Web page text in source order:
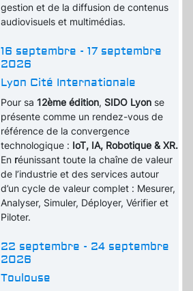
gestion et de la diffusion de contenus
audiovisuels et multimédias.
16 septembre - 17 septembre
2026
Lyon Cité Internationale
Pour sa12ème édition, SIDO Lyon se
présente comme un rendez-vous de
référence de la convergence
technologique : IoT, IA, Robotique & XR.
En réunissant toute la chaîne de valeur
de l’industrie et des services autour
d’un cycle de valeur complet : Mesurer,
Analyser, Simuler, Déployer, Vérifier et
Piloter.
22 septembre - 24 septembre
2026
Toulouse